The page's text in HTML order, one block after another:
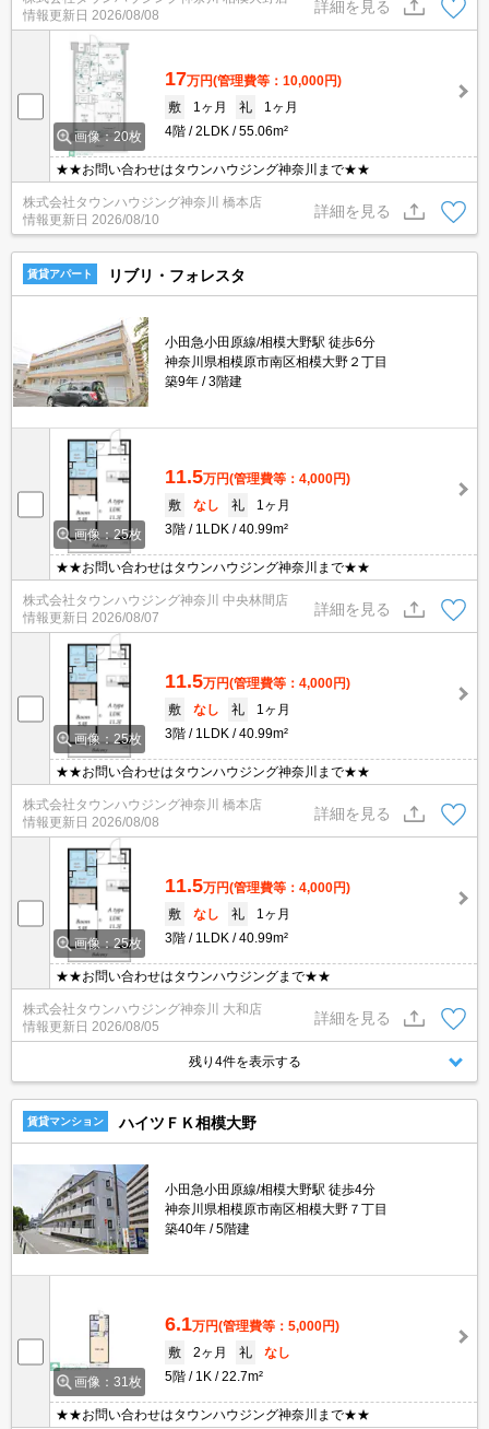
情報更新日 2026/08/08
詳細を見る
画像：20枚
17万円(管理費等：10,000円)
敷
1ヶ月 礼
1ヶ月
4階
2LDK 55.06m²
★★お問い合わせはタウンハウジング神奈川まで★★
株式会社タウンハウジング神奈川 橋本店
情報更新日 2026/08/10
詳細を見る
賃貸アパート リブリ・フォレスタ
小田急小田原線/相模大野駅 徒歩6分
神奈川県相模原市南区相模大野２丁目
築9年
3階建
画像：25枚
11.5万円(管理費等：4,000円)
敷
なし 礼
1ヶ月
3階
1LDK 40.99m²
★★お問い合わせはタウンハウジング神奈川まで★★
株式会社タウンハウジング神奈川 中央林間店
情報更新日 2026/08/07
詳細を見る
画像：25枚
11.5万円(管理費等：4,000円)
敷
なし 礼
1ヶ月
3階
1LDK 40.99m²
★★お問い合わせはタウンハウジング神奈川まで★★
株式会社タウンハウジング神奈川 橋本店
情報更新日 2026/08/08
詳細を見る
画像：25枚
11.5万円(管理費等：4,000円)
敷
なし 礼
1ヶ月
3階
1LDK 40.99m²
★★お問い合わせはタウンハウジングまで★★
株式会社タウンハウジング神奈川 大和店
情報更新日 2026/08/05
詳細を見る
残り4件を表示する
賃貸マンション ハイツＦＫ相模大野
小田急小田原線/相模大野駅 徒歩4分
神奈川県相模原市南区相模大野７丁目
築40年
5階建
画像：31枚
6.1万円(管理費等：5,000円)
敷
2ヶ月 礼
なし
5階
1K 22.7m²
★★お問い合わせはタウンハウジング神奈川まで★★